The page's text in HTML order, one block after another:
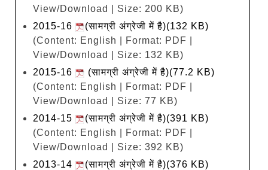
View/Download | Size: 200 KB)
2015-16
(सामग्री अंग्रेजी में है)(132 KB)
(Content: English | Format: PDF |
View/Download | Size: 132 KB)
2015-16
(सामग्री अंग्रेजी में है)(77.2 KB)
(Content: English | Format: PDF |
View/Download | Size: 77 KB)
2014-15
(सामग्री अंग्रेजी में है)(391 KB)
(Content: English | Format: PDF |
View/Download | Size: 392 KB)
2013-14
(सामग्री अंग्रेजी में है)(376 KB)